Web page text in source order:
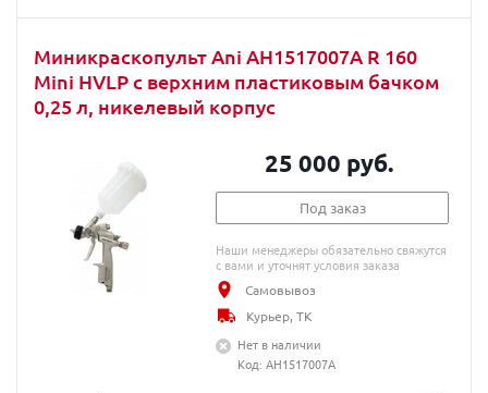
Миникраскопульт Ani AH1517007A R 160
Mini HVLP с верхним пластиковым бачком
0,25 л, никелевый корпус
25 000 руб.
Под заказ
Наши менеджеры обязательно свяжутся
с вами и уточнят условия заказа
Самовывоз
Курьер, ТК
Нет в наличии
Код: AH1517007A